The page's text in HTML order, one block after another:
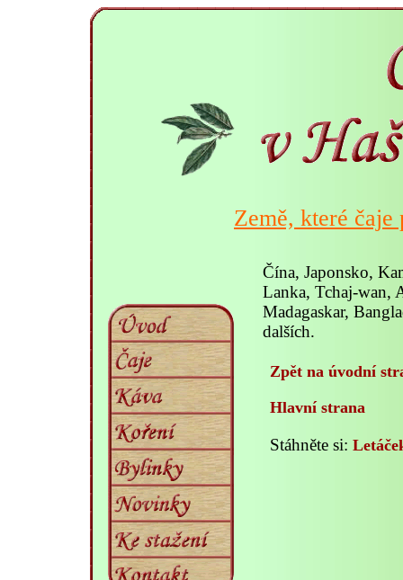
Země, které čaje
Čína, Japonsko,
Lanka, Tchaj-wan,
Madagaskar,
dalších.
Zpět na úvodní
Hlavní strana
Stáhněte si: